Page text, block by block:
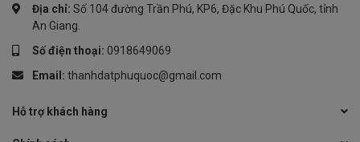
Địa chỉ: Số 104 đường Trần Phú, KP6, Đặc Khu Phú Quốc, tỉnh
An Giang.
Số điện thoại: 0918649069
Email: thanhdatphuquoc@gmail.com
Hỗ trợ khách hàng